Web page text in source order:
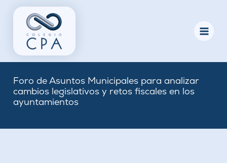
Foro de Asuntos Municipales para analizar
cambios legislativos y retos fiscales en los
ayuntamientos